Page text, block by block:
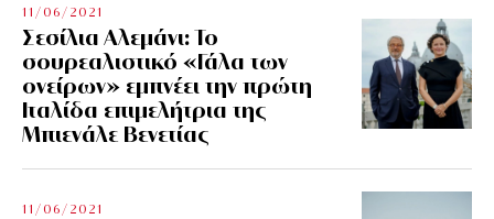
11/06/2021
Σεσίλια Αλεμάνι: Το
σουρεαλιστικό «Γάλα των
ονείρων» εμπνέει την πρώτη
Ιταλίδα επιμελήτρια της
Μπιενάλε Βενετίας
11/06/2021